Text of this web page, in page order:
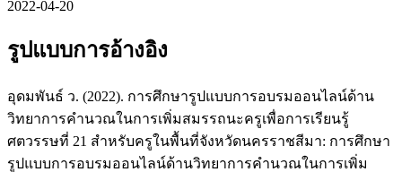
2022-04-20
รูปแบบการอ้างอิง
อุดมพันธ์ ว. (2022). การศึกษารูปแบบการอบรมออนไลน์ด้าน
วิทยาการคำนวณในการเพิ่มสมรรถนะครูเพื่อการเรียนรู้
ศตวรรษที่ 21 สำหรับครูในพื้นที่จังหวัดนครราชสีมา: การศึกษา
รูปแบบการอบรมออนไลน์ด้านวิทยาการคำนวณในการเพิ่ม